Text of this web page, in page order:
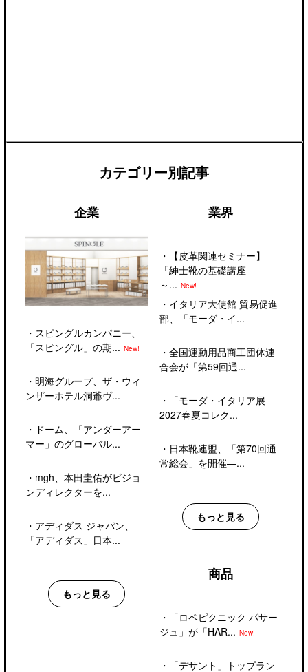
カテゴリー別記事
企業
・ スピングルカンパニー、
「スピングル」の期... New!
・ 明海グループ、ザ・ウィ
ンザーホテル洞爺ヴ...
・ ドーム、「アンダーアー
マー」のグローバル...
・ mgh、本田圭佑がビジョ
ンディレクターを...
・ アディダス ジャパン、
「アディダス」日本...
もっと見る
業界
・
【皮革関連セミナー】
「紳士靴の基礎講座
～... New!
・ イタリア大使館 貿易促進
部、「モーダ・イ...
・ 全国運動用品商工団体連
合会が「第59回通...
・
「モーダ・イタリア展
2027春夏コレク...
・ 日本靴連盟、「第70回通
常総会」を開催―...
もっと見る
商品
・
「ロペピクニック パサー
ジュ」が「HAR... New!
・
「デサント」トップラン